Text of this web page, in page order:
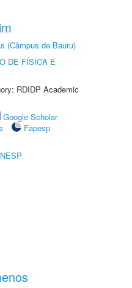
(Câmpus de Bauru)
DE FÍSICA E
RDIDP Academic
Google Scholar
Fapesp